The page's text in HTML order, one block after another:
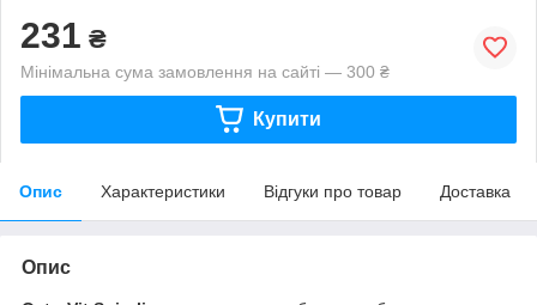
231 ₴
Мінімальна сума замовлення на сайті — 300 ₴
Купити
Опис Характеристики Відгуки про товар Доставка
Опис